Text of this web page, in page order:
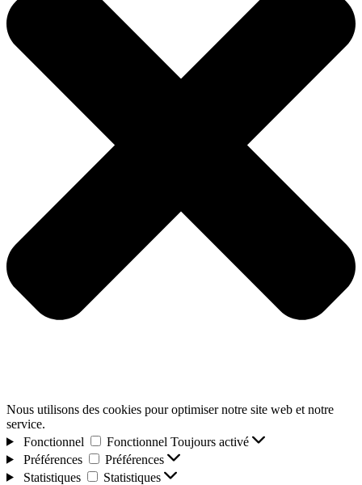
Nous utilisons des cookies pour optimiser notre site web et notre
service.
Fonctionnel
Fonctionnel Toujours activé
Préférences
Préférences
Statistiques
Statistiques